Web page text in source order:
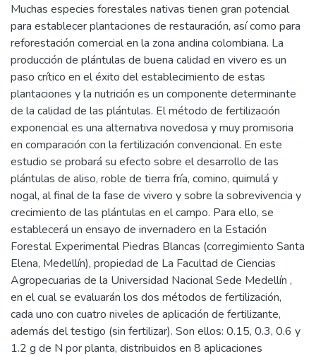
Muchas especies forestales nativas tienen gran potencial
para establecer plantaciones de restauración, así como para
reforestación comercial en la zona andina colombiana. La
producción de plántulas de buena calidad en vivero es un
paso crítico en el éxito del establecimiento de estas
plantaciones y la nutrición es un componente determinante
de la calidad de las plántulas. El método de fertilización
exponencial es una alternativa novedosa y muy promisoria
en comparación con la fertilización convencional. En este
estudio se probará su efecto sobre el desarrollo de las
plántulas de aliso, roble de tierra fría, comino, quimulá y
nogal, al final de la fase de vivero y sobre la sobrevivencia y
crecimiento de las plántulas en el campo. Para ello, se
establecerá un ensayo de invernadero en la Estación
Forestal Experimental Piedras Blancas (corregimiento Santa
Elena, Medellín), propiedad de La Facultad de Ciencias
Agropecuarias de la Universidad Nacional Sede Medellín ,
en el cual se evaluarán los dos métodos de fertilización,
cada uno con cuatro niveles de aplicación de fertilizante,
además del testigo (sin fertilizar). Son ellos: 0.15, 0.3, 0.6 y
1.2 g de N por planta, distribuidos en 8 aplicaciones